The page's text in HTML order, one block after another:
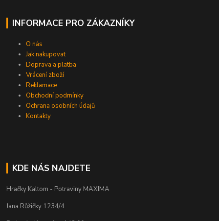
INFORMACE PRO ZÁKAZNÍKY
O nás
Jak nakupovat
Doprava a platba
Vrácení zboží
Reklamace
Obchodní podmínky
Ochrana osobních údajů
Kontakty
KDE NÁS NAJDETE
Hračky Kaltom - Potraviny MAXIMA
Jana Růžičky 1234/4